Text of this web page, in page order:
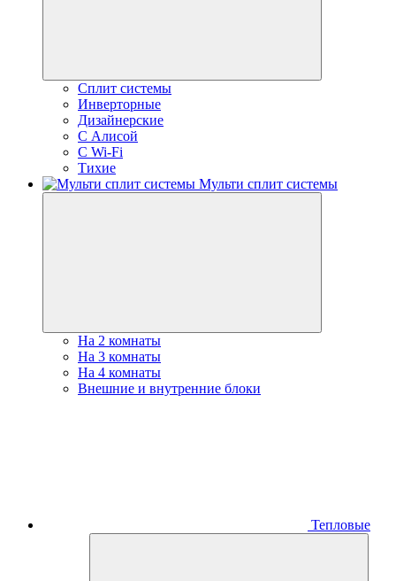
Сплит системы
Инверторные
Дизайнерские
С Алисой
C Wi-Fi
Тихие
Мульти сплит системы
На 2 комнаты
На 3 комнаты
На 4 комнаты
Внешние и внутренние блоки
Тепловые